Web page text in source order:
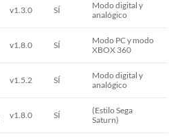
v1.3.0 SÍ
Modo digital y
analógico
v1.8.0 SÍ
Modo PC y modo
XBOX 360
v1.5.2 SÍ
Modo digital y
analógico
v1.8.0 SÍ
(Estilo Sega
Saturn)